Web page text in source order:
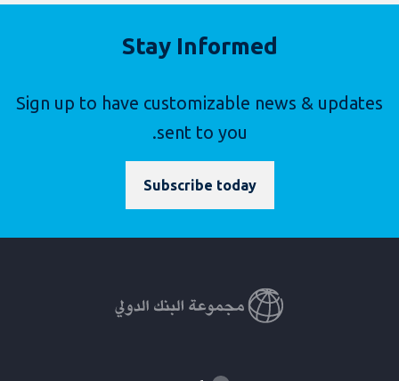
Stay Informed
Sign up to have customizable news & updates
sent to you.
Subscribe today